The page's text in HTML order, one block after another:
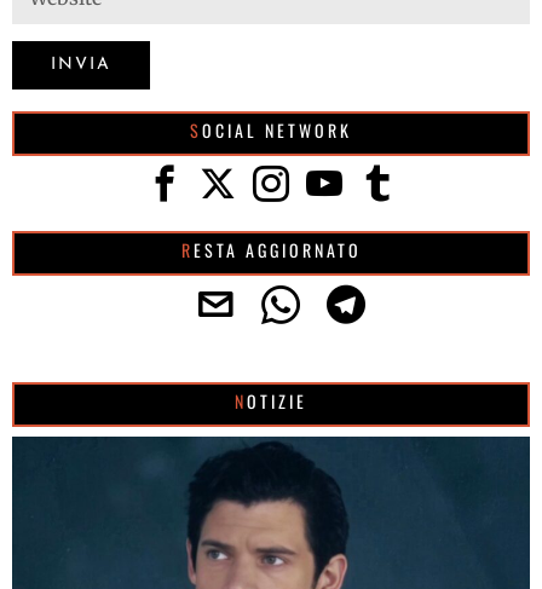
SOCIAL NETWORK
RESTA AGGIORNATO
NOTIZIE